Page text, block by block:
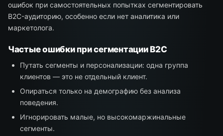
ошибок при самостоятельных попытках сегментировать
B2C-аудиторию, особенно если нет аналитика или
маркетолога.
Частые ошибки при сегментации B2C
Путать сегменты и персонализации: одна группа
клиентов — это не отдельный клиент.
Опираться только на демографию без анализа
поведения.
Игнорировать малые, но высокомаржинальные
сегменты.